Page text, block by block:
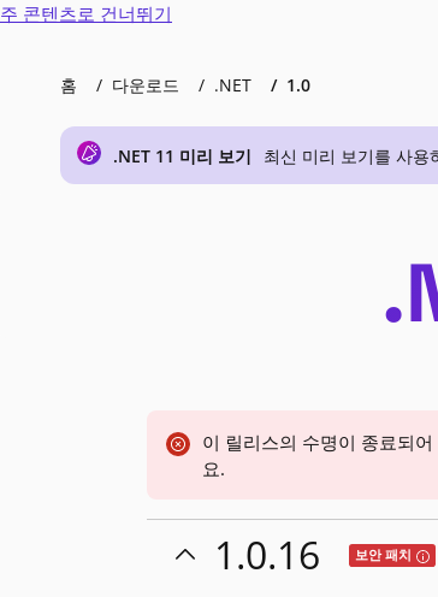
주 콘텐츠로 건너뛰기
홈 다운로드 .NET 1.0
.NET 11 미리 보기 최신 미리 보기를 사
이 릴리스의 수명이 종료되
요.
1.0.16 보안 패치